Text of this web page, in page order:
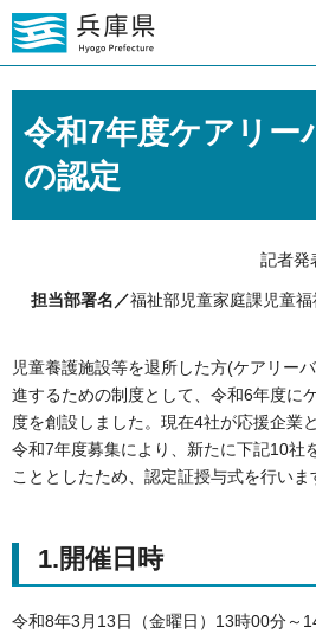
令和7年度ケアリー
の認定
記者発
担当部署名／福祉部児童家庭課児童
児童養護施設等を退所した方(ケアリー
進するための制度として、令和6年度に
度を創設しました。現在4社が応援企業
令和7年度募集により、新たに下記10社
こととしたため、認定証授与式を行いま
1.開催日時
令和8年3月13日（金曜日）13時00分～